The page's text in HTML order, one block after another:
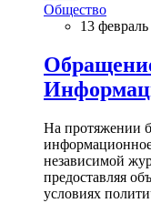
Общество
13
На протяжении
независимой
предоставляя
условиях